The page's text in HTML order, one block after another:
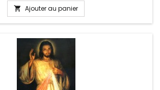
 Ajouter au panier